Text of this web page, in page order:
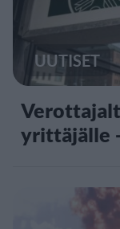
UUTISET
yrittäjälle